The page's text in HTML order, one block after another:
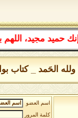
اللهم بارك
الحَمد _ كتاب
اسم العضو
كلمة المرور